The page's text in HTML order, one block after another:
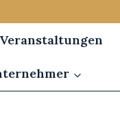
Veranstaltungen